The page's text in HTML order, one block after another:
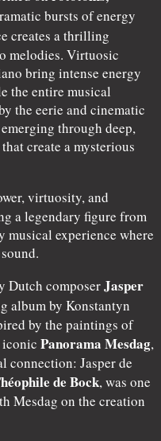
bursts of energy
creates a thrilling
melodies. Virtuosic
bring intense energy
the entire musical
the eerie and cinematic
through deep,
create a mysterious
virtuosity, and
a legendary figure from
experience where
Dutch composerJasper
album by Konstantyn
by the paintings of
iconic Panorama Mesdag,
connection: Jasper de
de Bock, was one
Mesdag on the creation